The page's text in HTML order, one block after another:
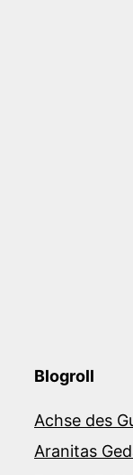
Blogroll
Achse des
Aranitas